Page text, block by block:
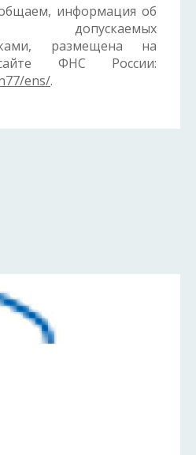
информация об
размещена на
ФНС России:
ens/.